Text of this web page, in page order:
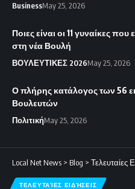
BusinessMay 25, 2026
Ποιες είναι οι 11 γυναίκες που
στη νέα Βουλή
ΒΟΥΛΕΥΤΙΚΕΣ 2026May 25, 2026
Ο πλήρης κατάλογος των 56
Βουλευτών
ΠολιτικήMay 25, 2026
Local Net News > Blog > Τελευταίες
ΤΕΛΕΥΤΑΊΕΣ ΕΙΔΉΣΕΙΣ